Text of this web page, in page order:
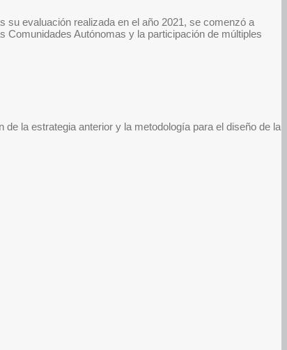
su evaluación realizada en el año 2021, se comenzó a
Comunidades Autónomas y la participación de múltiples
la estrategia anterior y la metodología para el diseño de la